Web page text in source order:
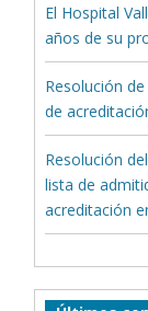
El Hospital
años de su
Resolución
de
Resolución
lista de
acreditación